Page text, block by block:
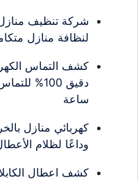
لنظافة منازل متكاملة100% اتصل
كشف التماس
ساعة
وداعًا لظلام الأعطال